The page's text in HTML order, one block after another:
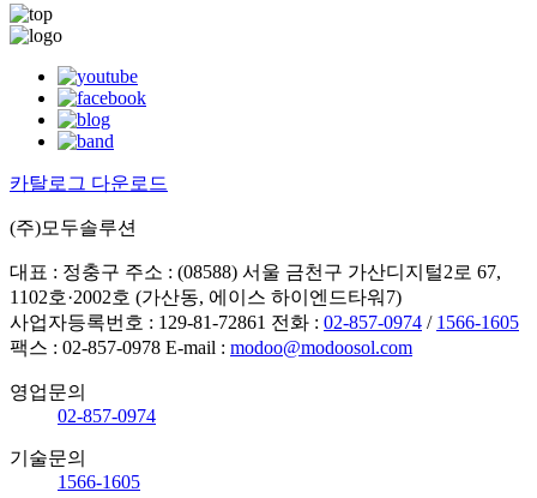
카탈로그 다운로드
(주)모두솔루션
대표 : 정충구 주소 : (08588) 서울 금천구 가산디지털2로 67,
1102호·2002호 (가산동, 에이스 하이엔드타워7)
사업자등록번호 : 129-81-72861 전화 : 02-857-0974 / 1566-1605
팩스 : 02-857-0978 E-mail : modoo@modoosol.com
영업문의
02-857-0974
기술문의
1566-1605